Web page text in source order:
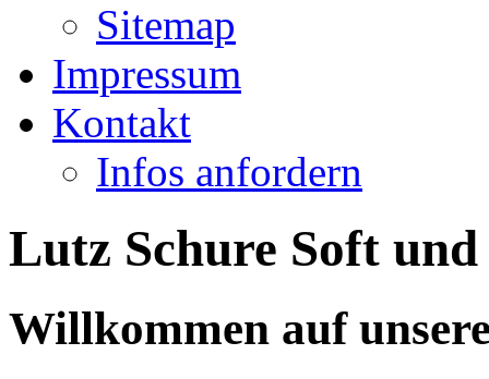
Sitemap
Impressum
Kontakt
Infos anfordern
Lutz Schure Soft
Willkommen auf